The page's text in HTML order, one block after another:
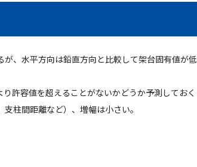
、水平方向は鉛直方向と比較して架台固有値が低
許容値を超えることがないかどうか予測しておく
柱間距離など）、増幅は小さい。